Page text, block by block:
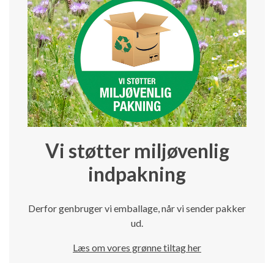
Vi støtter miljøvenlig
indpakning
Derfor genbruger vi emballage, når vi sender pakker
ud.
Læs om vores grønne tiltag her